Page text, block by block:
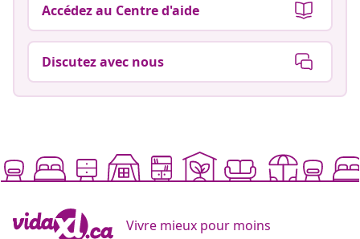
Accédez au Centre d'aide
Discutez avec nous
Vivre mieux pour moins